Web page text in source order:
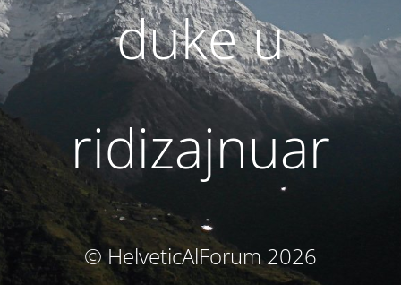
duke u
ridizajnuar
© HelveticAlForum 2026